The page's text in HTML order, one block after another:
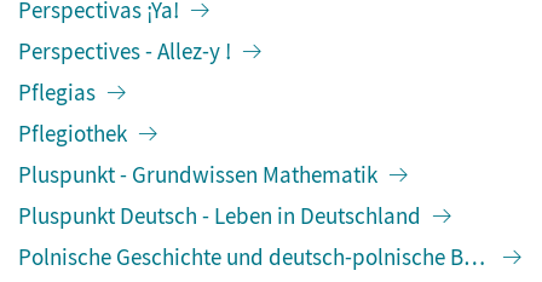
Perspectivas ¡Ya!
Perspectives - Allez-y !
Pflegias
Pflegiothek
Pluspunkt - Grundwissen Mathematik
Pluspunkt Deutsch - Leben in Deutschland
Polnische Geschichte und deutsch-polnische